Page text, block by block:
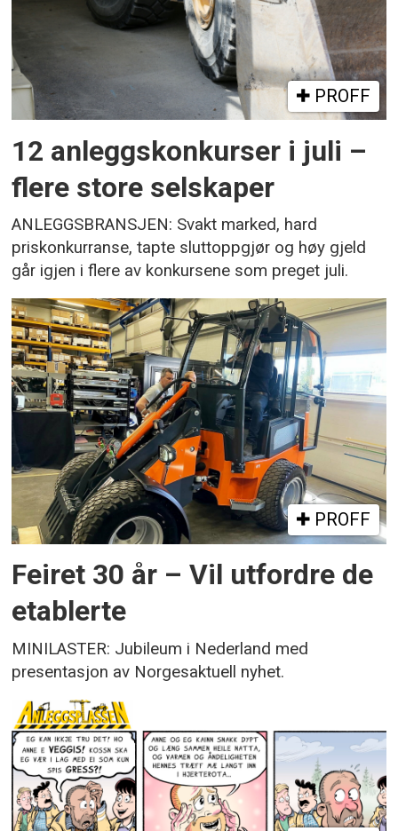
PROFF
12 anleggskonkurser i juli –
flere store selskaper
ANLEGGSBRANSJEN: Svakt marked, hard
priskonkurranse, tapte sluttoppgjør og høy gjeld
går igjen i flere av konkursene som preget juli.
PROFF
Feiret 30 år – Vil utfordre de
etablerte
MINILASTER: Jubileum i Nederland med
presentasjon av Norgesaktuell nyhet.